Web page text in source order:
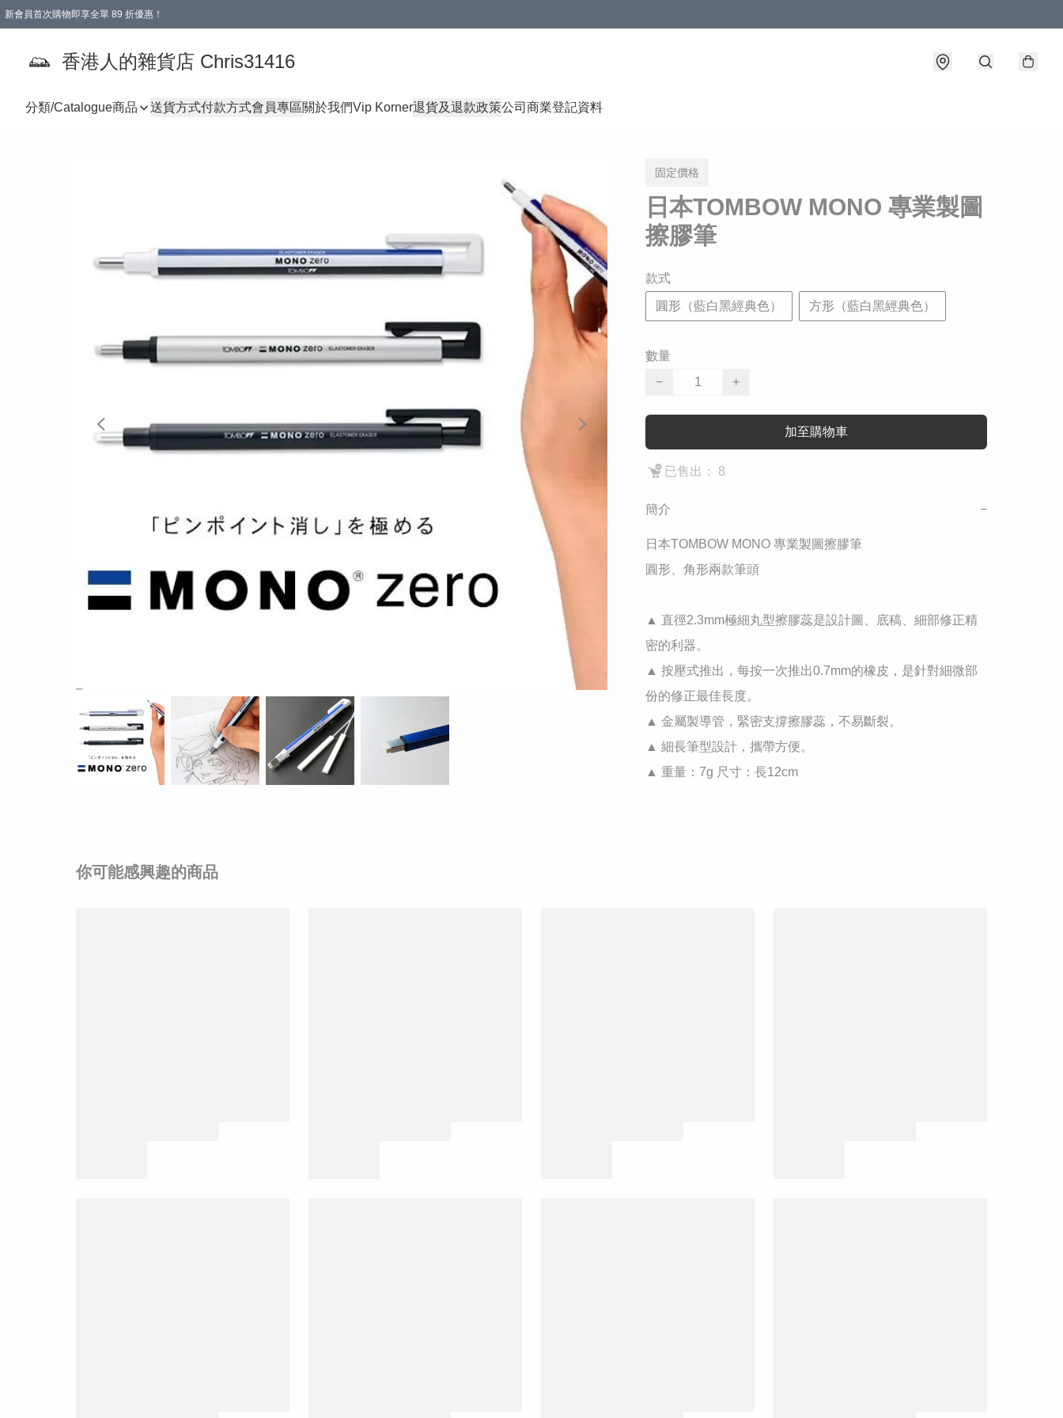
新會員首次購物即享全單 89 折優惠！
香港人的雜貨店 Chris31416
分類/Catalogue商品 送貨方式付款方式會員專區關於我們Vip Korner退貨及退款政策公司商業登記資料
固定價格
日本TOMBOW MONO 專業製圖
擦膠筆
款式
圓形（藍白黑經典色） 方形（藍白黑經典色）
數量
−
+
加至購物車
已售出： 8
簡介 −
日本TOMBOW MONO 專業製圖擦膠筆
圓形、角形兩款筆頭
▲ 直徑2.3mm極細丸型擦膠蕊是設計圖、底稿、細部修正精
密的利器。
▲ 按壓式推出，每按一次推出0.7mm的橡皮，是針對細微部
份的修正最佳長度。
▲ 金屬製導管，緊密支撐擦膠蕊，不易斷裂。
▲ 細長筆型設計，攜帶方便。
▲ 重量：7g 尺寸：長12cm
你可能感興趣的商品